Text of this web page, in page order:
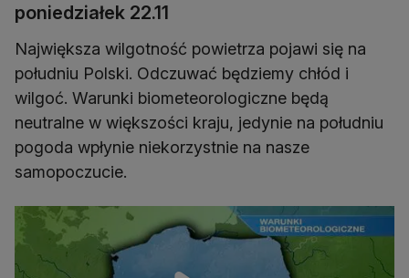
poniedziałek 22.11
Największa wilgotność powietrza pojawi się na
południu Polski. Odczuwać będziemy chłód i
wilgoć. Warunki biometeorologiczne będą
neutralne w większości kraju, jedynie na południu
pogoda wpłynie niekorzystnie na nasze
samopoczucie.